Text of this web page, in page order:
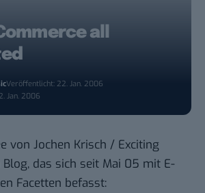
all
Veröffentlicht: 22. Jan. 2006
Jan. 2006
von Jochen Krisch / Exciting
Blog, das sich seit Mai 05 mit E-
Facetten befasst: